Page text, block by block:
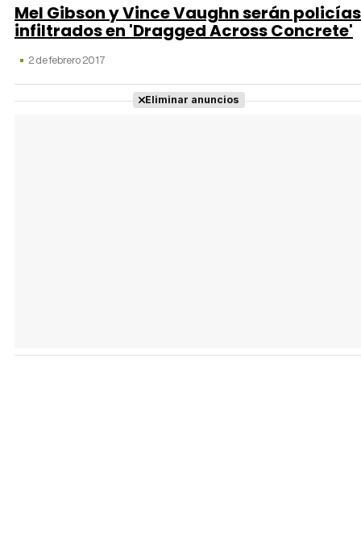
Mel Gibson y Vince Vaughn serán policías
infiltrados en 'Dragged Across Concrete'
2 de febrero 2017
Eliminar anuncios